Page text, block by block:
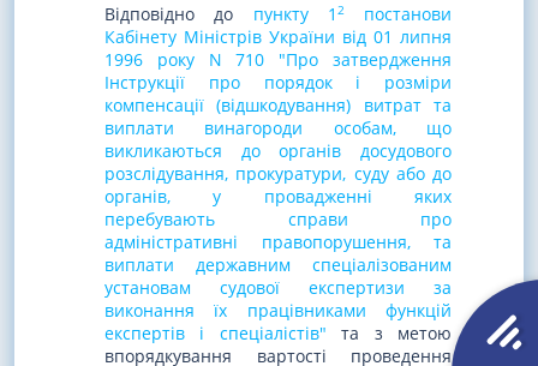
Відповідно до пункту 1 2
постанови
Кабінету Міністрів України від 01 липня
1996 року N 710 "Про затвердження
Інструкції про порядок і розміри
компенсації (відшкодування) витрат та
виплати винагороди особам, що
викликаються до органів досудового
розслідування, прокуратури, суду або до
органів, у провадженні яких
перебувають справи про
адміністративні правопорушення, та
виплати державним спеціалізованим
установам судової експертизи за
виконання їх працівниками функцій
експертів і спеціалістів" та з метою
впорядкування вартості проведення